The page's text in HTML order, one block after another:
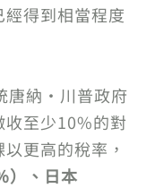
得到相當程度
唐納·川普政府
至少10%的對
更高的稅率，
）、日本